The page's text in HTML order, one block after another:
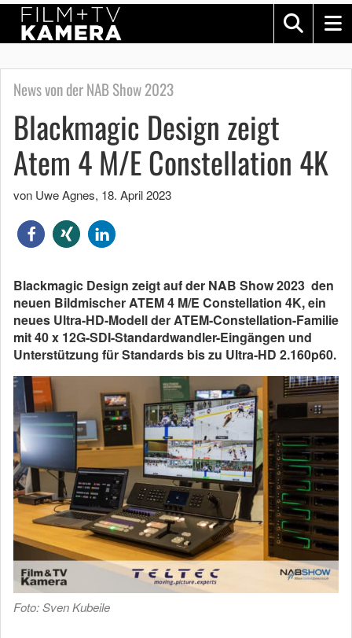
News von der NAB Show 2023
Blackmagic Design zeigt
Atem 4 M/E Constellation 4K
von Uwe Agnes, 18. April 2023
Blackmagic Design zeigt auf der NAB Show 2023 den
neuen Bildmischer ATEM 4 M/E Constellation 4K, ein
neues Ultra-HD-Modell der ATEM-Constellation-Familie
mit 40 x 12G-SDI-Standardwandler-Eingängen und
Unterstützung für Standards bis zu Ultra-HD 2.160p60.
Foto: Sven Kubeile